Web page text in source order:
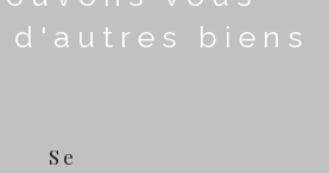
d'autres biens
Se